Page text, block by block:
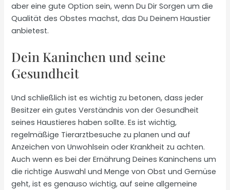
aber eine gute Option sein, wenn Du Dir Sorgen um die
Qualität des Obstes machst, das Du Deinem Haustier
anbietest.
Dein Kaninchen und seine
Gesundheit
Und schließlich ist es wichtig zu betonen, dass jeder
Besitzer ein gutes Verständnis von der Gesundheit
seines Haustieres haben sollte. Es ist wichtig,
regelmäßige Tierarztbesuche zu planen und auf
Anzeichen von Unwohlsein oder Krankheit zu achten.
Auch wenn es bei der Ernährung Deines Kaninchens um
die richtige Auswahl und Menge von Obst und Gemüse
geht, ist es genauso wichtig, auf seine allgemeine